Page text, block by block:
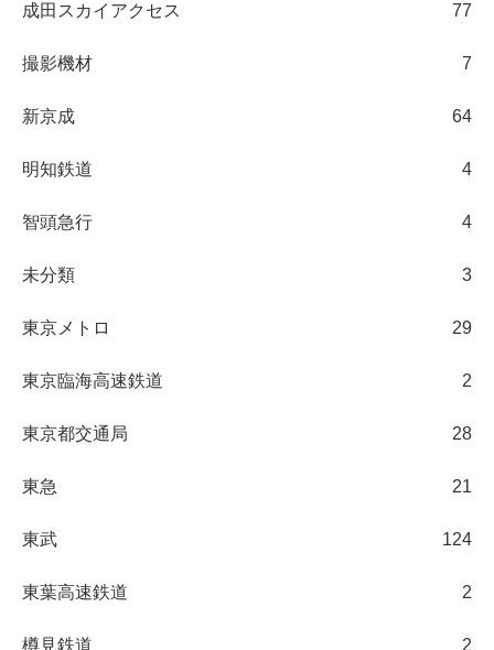
成田スカイアクセス 77
撮影機材 7
新京成 64
明知鉄道 4
智頭急行 4
未分類 3
東京メトロ 29
東京臨海高速鉄道 2
東京都交通局 28
東急 21
東武 124
東葉高速鉄道 2
樽見鉄道 2